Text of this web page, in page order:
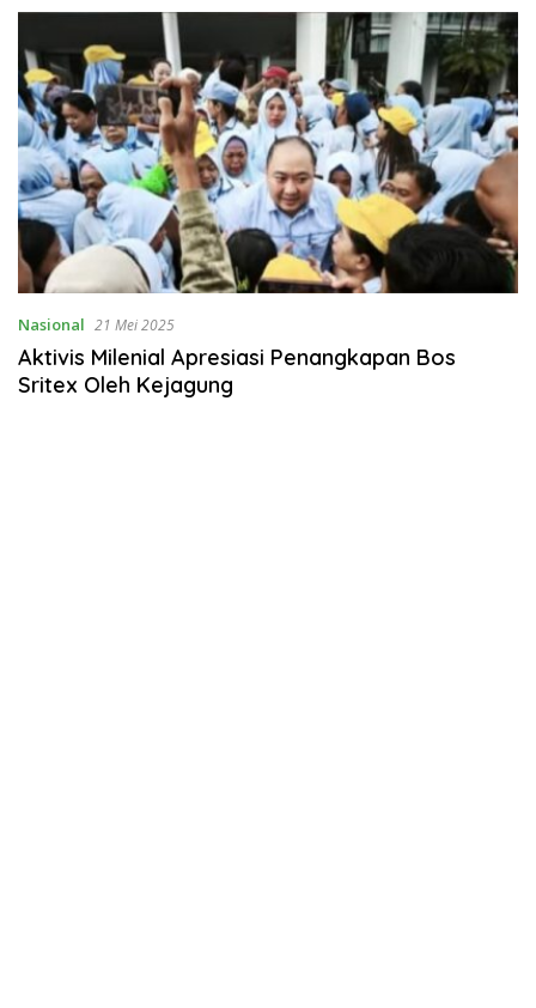
Nasional 21 Mei 2025
Aktivis Milenial Apresiasi Penangkapan Bos
Sritex Oleh Kejagung